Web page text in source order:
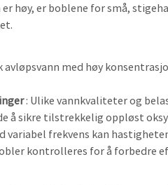
høy, er boblene for små,
avløpsvann med høy
: Ulike vannkvaliteter og
å sikre tilstrekkelig oppløst
variabel frekvens kan
kontrolleres for å forbedre